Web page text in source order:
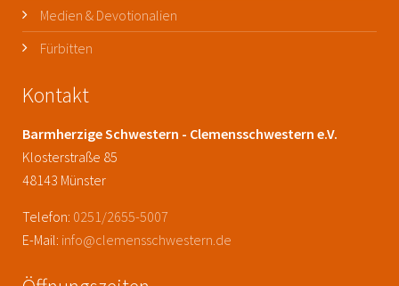
Medien & Devotionalien
Fürbitten
Kontakt
Barmherzige Schwestern - Clemensschwestern e.V.
Klosterstraße 85
48143 Münster
Telefon: 0251/2655-5007
E-Mail: info@clemensschwestern.de